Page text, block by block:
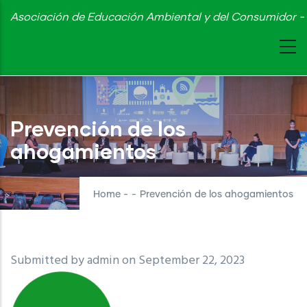
Skip
content
Asociación de Educación Ambiental y del Consumidor
Prevención de los
ahogamientos
Home - - Prevención de los ahogamientos
Submitted byadminon September 22, 2023